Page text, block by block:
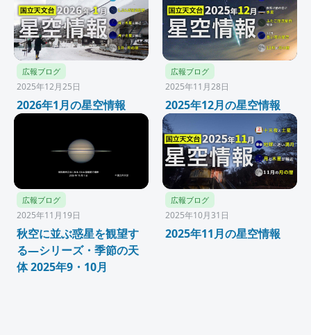
広報ブログ
2025年12月25日
2026年1月の星空情報
広報ブログ
2025年11月28日
2025年12月の星空情報
広報ブログ
2025年11月19日
秋空に並ぶ惑星を観望す
る―シリーズ・季節の天
体 2025年9・10月
広報ブログ
2025年10月31日
2025年11月の星空情報